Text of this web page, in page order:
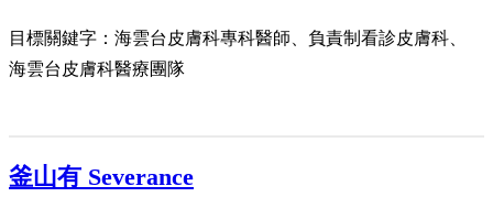
目標關鍵字：海雲台皮膚科專科醫師、負責制看診皮膚科、
海雲台皮膚科醫療團隊
釜山有 Severance